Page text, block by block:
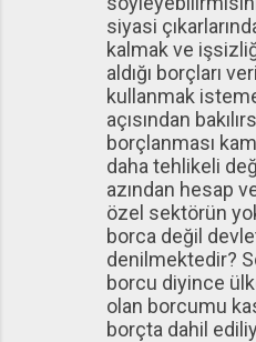
siyasi
kalmak ve
aldığı borçları
kullanmak
açısından
borçlanması
daha tehlikeli
azından hesap
özel sektörün
borca değil
denilmektedir?
borcu diyince
olan borcumu
borçta dahil